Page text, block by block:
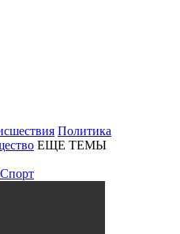
Политика
ЕЩЕ ТЕМЫ
Спорт